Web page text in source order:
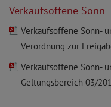
Verkaufsoffene
Verkaufsoffene Sonn-
Verordnung zur
Verkaufsoffene Sonn-
Geltungsbereich 03/